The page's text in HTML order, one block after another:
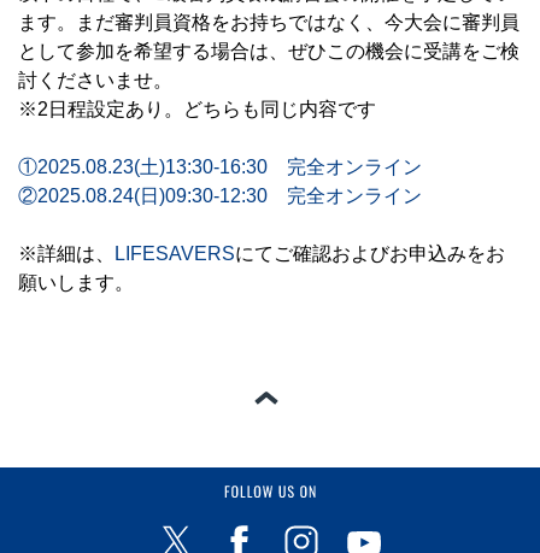
ます。まだ審判員資格をお持ちではなく、今大会に審判員
として参加を希望する場合は、ぜひこの機会に受講をご検
討くださいませ。
※2日程設定あり。どちらも同じ内容です
①2025.08.23(土)13:30-16:30 完全オンライン
②2025.08.24(日)09:30-12:30 完全オンライン
※詳細は、 LIFESAVERSにてご確認およびお申込みをお
願いします。